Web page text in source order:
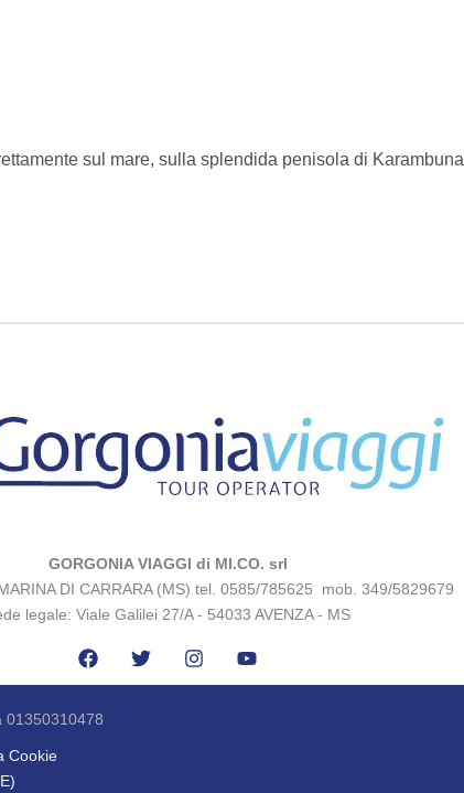
sul mare, sulla splendida penisola di
GORGONIA VIAGGI di MI.CO. srl
DI CARRARA (MS) tel. 0585/785625 mob. 349/5829679
legale: Viale Galilei 27/A - 54033 AVENZA - MS
01350310478
Cookie